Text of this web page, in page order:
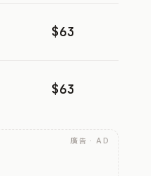
$63
$63
廣告 · AD